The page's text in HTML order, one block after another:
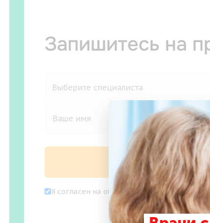
Запишитесь на
Записаться
Я согласен на обработку персональных